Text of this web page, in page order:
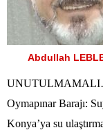
Abdullah
Oymapınar Barajı:
Konya’ya su